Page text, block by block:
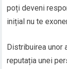
poți deveni
inițial nu te
Distribuirea unor
reputația unei